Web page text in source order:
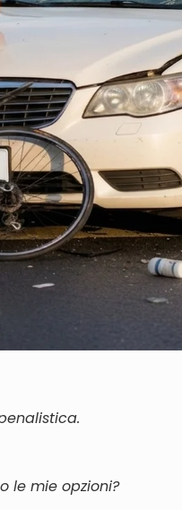
le mie opzioni?